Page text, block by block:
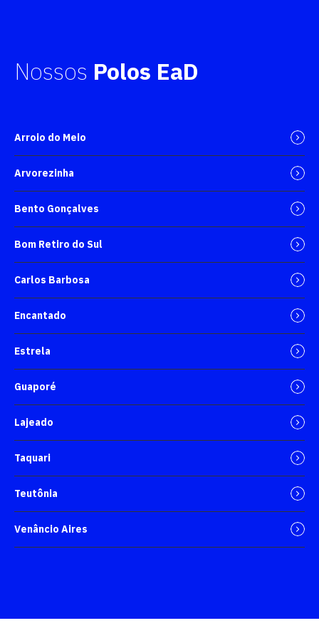
Nossos Polos EaD
Arroio do Meio
Arvorezinha
Bento Gonçalves
Bom Retiro do Sul
Carlos Barbosa
Encantado
Estrela
Guaporé
Lajeado
Taquari
Teutônia
Venâncio Aires